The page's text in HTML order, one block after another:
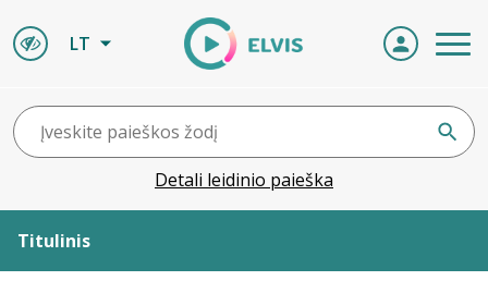
LT
Detali leidinio paieška
Titulinis